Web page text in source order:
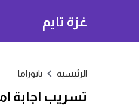
غزة تايم
الرئيسية بانوراما
تسريب اجابة امتحان